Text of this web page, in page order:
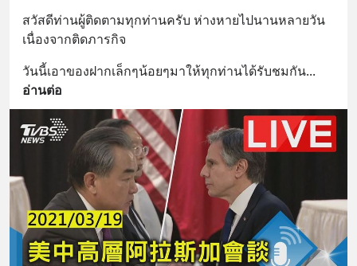
สวัสดีท่านผู้ติดตามทุกท่านครับ ห่างหายไปนานหลายวัน
เนื่องจากติดภารกิจ
วันนี้เอาของฝากเล็กๆน้อยๆมาให้ทุกท่านได้รับชมกัน
อ่านต่อ